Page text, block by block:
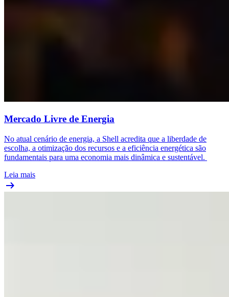
Mercado Livre de Energia
No atual cenário de energia, a Shell acredita que a liberdade de
escolha, a otimização dos recursos e a eficiência energética são
fundamentais para uma economia mais dinâmica e sustentável.
Leia mais